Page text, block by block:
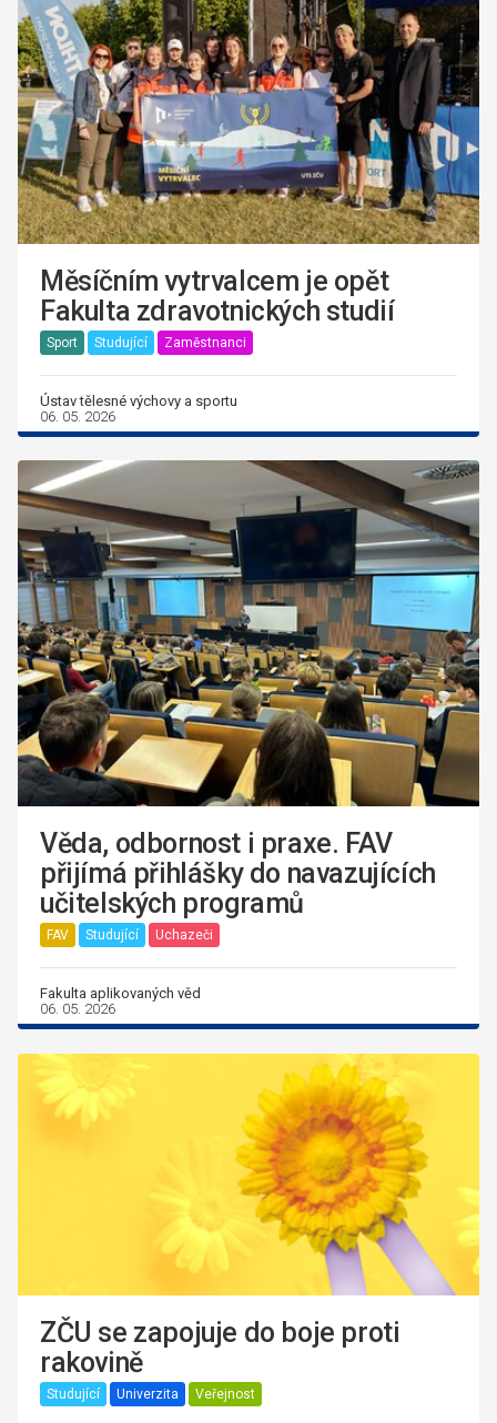
Měsíčním vytrvalcem je opět
Fakulta zdravotnických studií
Sport Studující Zaměstnanci
Ústav tělesné výchovy a sportu
06. 05. 2026
Věda, odbornost i praxe. FAV
přijímá přihlášky do navazujících
učitelských programů
FAV Studující Uchazeči
Fakulta aplikovaných věd
06. 05. 2026
ZČU se zapojuje do boje proti
rakovině
Studující Univerzita Veřejnost